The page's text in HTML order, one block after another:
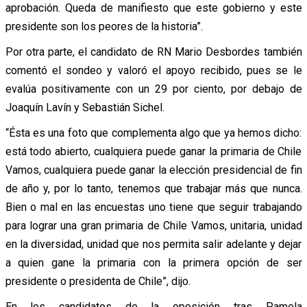
aprobación. Queda de manifiesto que este gobierno y este
presidente son los peores de la historia”.
Por otra parte, el candidato de RN Mario Desbordes también
comentó el sondeo y valoró el apoyo recibido, pues se le
evalúa positivamente con un 29 por ciento, por debajo de
Joaquín Lavín y Sebastián Sichel.
“Ésta es una foto que complementa algo que ya hemos dicho:
está todo abierto, cualquiera puede ganar la primaria de Chile
Vamos, cualquiera puede ganar la elección presidencial de fin
de año y, por lo tanto, tenemos que trabajar más que nunca.
Bien o mal en las encuestas uno tiene que seguir trabajando
para lograr una gran primaria de Chile Vamos, unitaria, unidad
en la diversidad, unidad que nos permita salir adelante y dejar
a quien gane la primaria con la primera opción de ser
presidente o presidenta de Chile”, dijo.